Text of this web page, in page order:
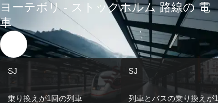
ヨーテボリ - ストックホルム 路線の 電
車
SJ
乗り換えが1回の列車
SJ
列車とバスの乗り換えが